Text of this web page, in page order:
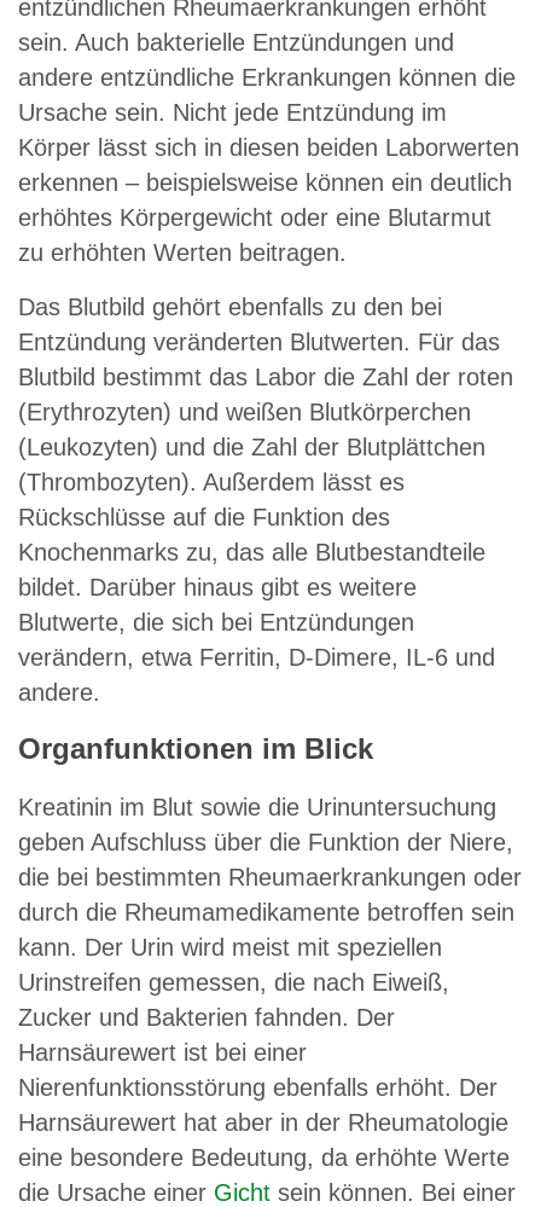
entzündlichen Rheumaerkrankungen erhöht
sein. Auch bakterielle Entzündungen und
andere entzündliche Erkrankungen können die
Ursache sein. Nicht jede Entzündung im
Körper lässt sich in diesen beiden Laborwerten
erkennen – beispielsweise können ein deutlich
erhöhtes Körpergewicht oder eine Blutarmut
zu erhöhten Werten beitragen.
Das Blutbild gehört ebenfalls zu den bei
Entzündung veränderten Blutwerten. Für das
Blutbild bestimmt das Labor die Zahl der roten
(Erythrozyten) und weißen Blutkörperchen
(Leukozyten) und die Zahl der Blutplättchen
(Thrombozyten). Außerdem lässt es
Rückschlüsse auf die Funktion des
Knochenmarks zu, das alle Blutbestandteile
bildet. Darüber hinaus gibt es weitere
Blutwerte, die sich bei Entzündungen
verändern, etwa Ferritin, D-Dimere, IL-6 und
andere.
Organfunktionen im Blick
Kreatinin im Blut sowie die Urinuntersuchung
geben Aufschluss über die Funktion der Niere,
die bei bestimmten Rheumaerkrankungen oder
durch die Rheumamedikamente betroffen sein
kann. Der Urin wird meist mit speziellen
Urinstreifen gemessen, die nach Eiweiß,
Zucker und Bakterien fahnden. Der
Harnsäurewert ist bei einer
Nierenfunktionsstörung ebenfalls erhöht. Der
Harnsäurewert hat aber in der Rheumatologie
eine besondere Bedeutung, da erhöhte Werte
die Ursache einer Gicht sein können. Bei einer